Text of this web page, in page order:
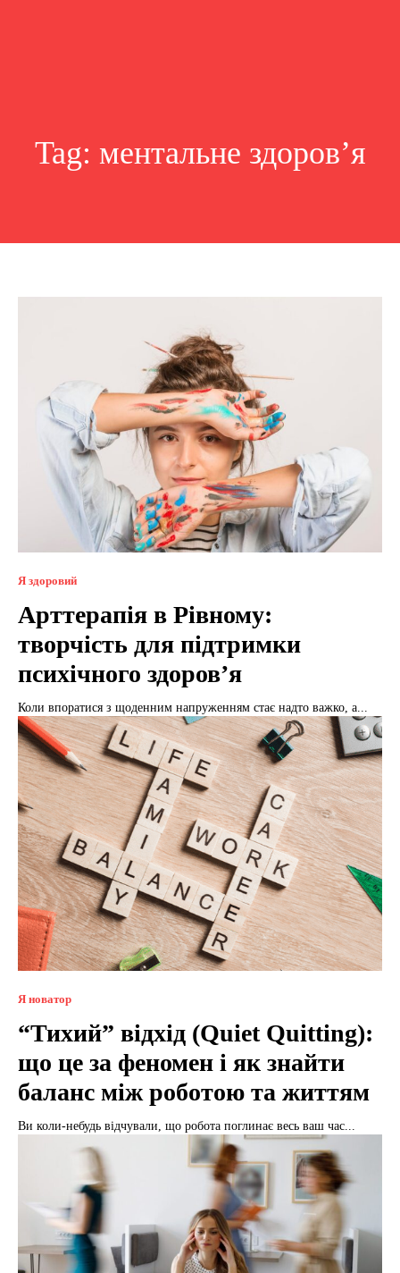
Tag: ментальне здоров’я
Я здоровий
Арттерапія в Рівному:
творчість для підтримки
психічного здоров’я
Коли впоратися з щоденним напруженням стає надто важко, а...
Я новатор
“Тихий” відхід (Quiet Quitting):
що це за феномен і як знайти
баланс між роботою та життям
Ви коли-небудь відчували, що робота поглинає весь ваш час...